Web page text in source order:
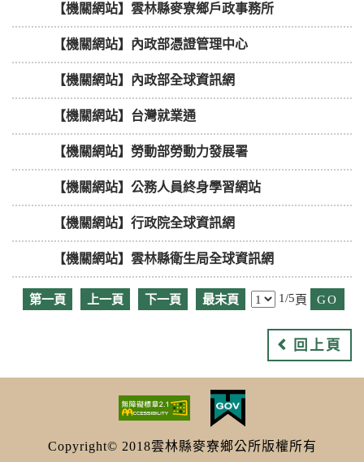
【機關網站】雲林縣麥寮鄉戶政事務所
【機關網站】內政部憑證管理中心
【機關網站】內政部全球資訊網
【機關網站】台灣就業通
【機關網站】勞動部勞動力發展署
【機關網站】公務人員終身學習網站
【機關網站】行政院全球資訊網
【機關網站】雲林縣衛生局全球資訊網
第一頁 上一頁 下一頁 最末頁 1/5頁
回上頁
Copyright© 2018雲林縣麥寮鄉公所版權所有